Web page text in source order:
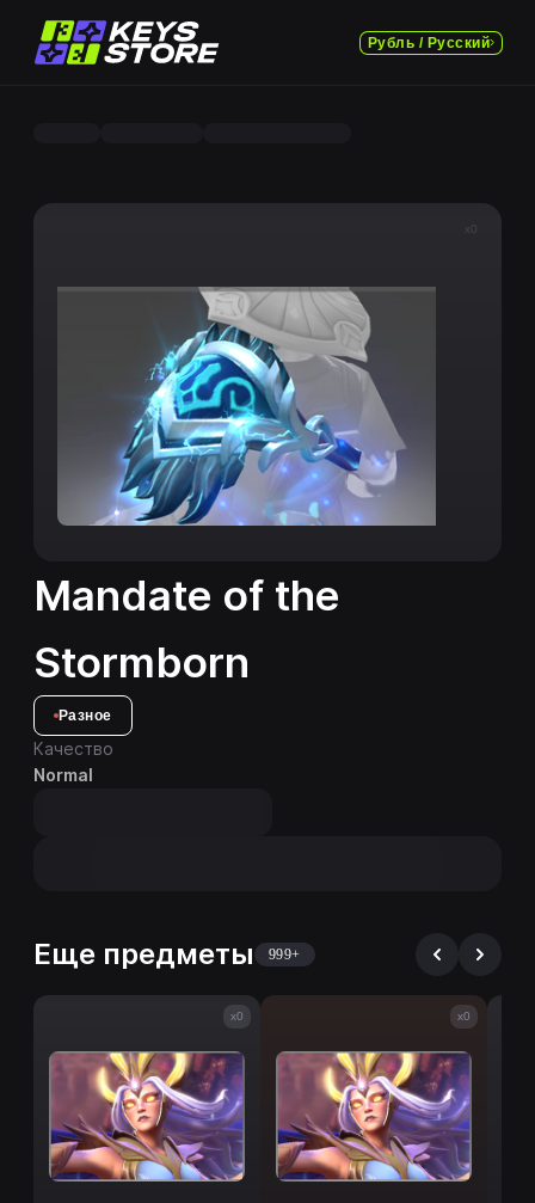
Рубль / Русский
x0
Mandate of the
Stormborn
Разное
Качество
Normal
Еще предметы 999+
x0 x0